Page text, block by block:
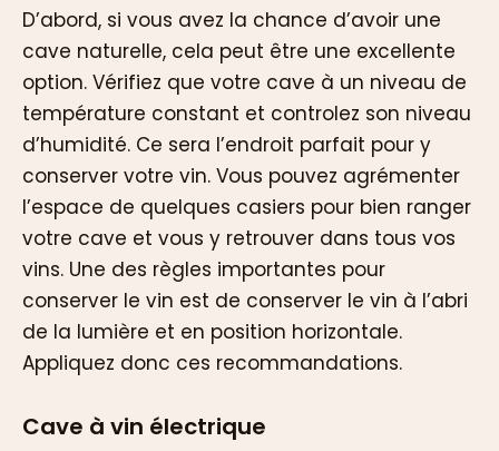
D’abord, si vous avez la chance d’avoir une
cave naturelle, cela peut être une excellente
option. Vérifiez que votre cave à un niveau de
température constant et controlez son niveau
d’humidité. Ce sera l’endroit parfait pour y
conserver votre vin. Vous pouvez agrémenter
l’espace de quelques casiers pour bien ranger
votre cave et vous y retrouver dans tous vos
vins. Une des règles importantes pour
conserver le vin est de conserver le vin à l’abri
de la lumière et en position horizontale.
Appliquez donc ces recommandations.
Cave à vin électrique